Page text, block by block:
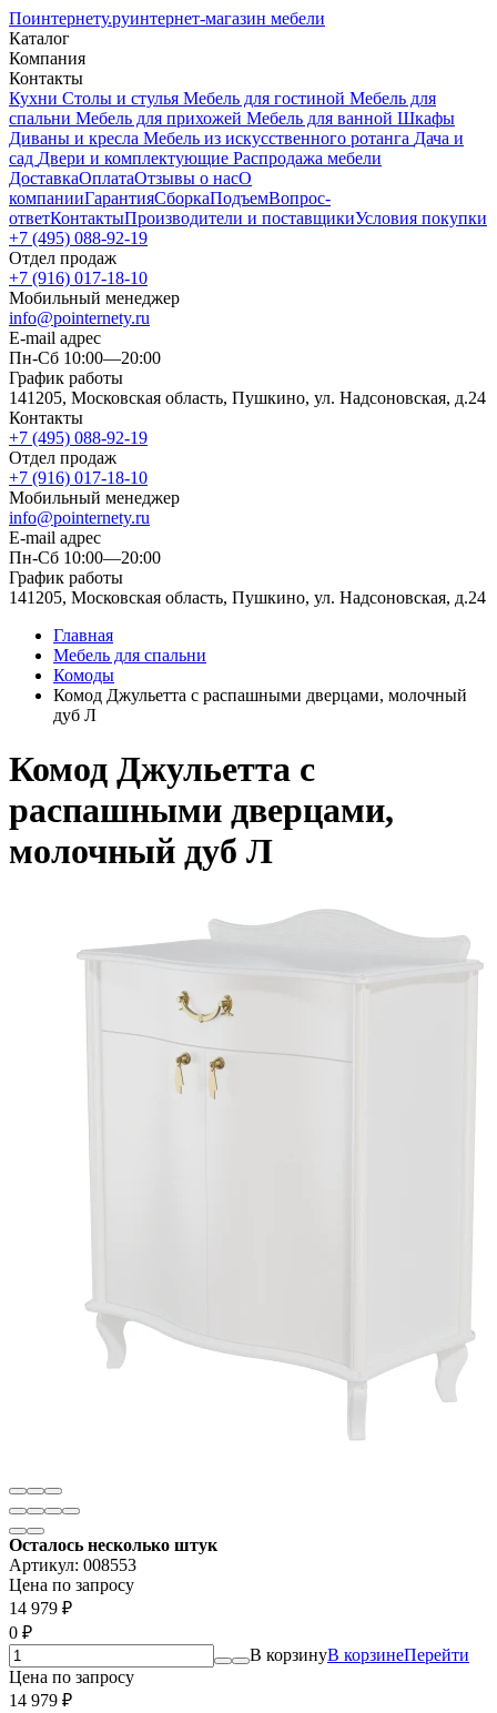
Поинтернету.руинтернет-магазин мебели
Каталог
Компания
Контакты
Кухни Столы и стулья Мебель для гостиной Мебель для
спальни Мебель для прихожей Мебель для ванной Шкафы
Диваны и кресла Мебель из искусственного ротанга Дача и
сад Двери и комплектующие Распродажа мебели
ДоставкаОплатаОтзывы о насО
компанииГарантияСборкаПодъемВопрос-
ответКонтактыПроизводители и поставщикиУсловия покупки
+7 (495) 088-92-19
Отдел продаж
+7 (916) 017-18-10
Мобильный менеджер
info@pointernety.ru
E-mail адрес
Пн-Сб 10:00—20:00
График работы
141205, Московская область, Пушкино, ул. Надсоновская, д.24
Контакты
+7 (495) 088-92-19
Отдел продаж
+7 (916) 017-18-10
Мобильный менеджер
info@pointernety.ru
E-mail адрес
Пн-Сб 10:00—20:00
График работы
141205, Московская область, Пушкино, ул. Надсоновская, д.24
Главная
Мебель для спальни
Комоды
Комод Джульетта с распашными дверцами, молочный
дуб Л
Комод Джульетта с
распашными дверцами,
молочный дуб Л
Осталось несколько штук
Артикул: 008553
Цена по запросу
14 979 ₽
0 ₽
В корзинуВ корзинеПерейти
Цена по запросу
14 979 ₽